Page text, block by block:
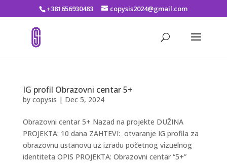
+381656930483 copysis2024@gmail.com
IG profil Obrazovni centar 5+
by copysis | Dec 5, 2024
Obrazovni centar 5+ Nazad na projekte DUŽINA
PROJEKTA: 10 dana ZAHTEVI: otvaranje IG profila za
obrazovnu ustanovu uz izradu početnog vizuelnog
identiteta OPIS PROJEKTA: Obrazovni centar “5+”